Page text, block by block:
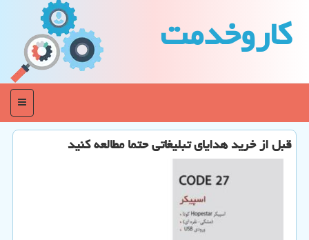
كاروخدمت
منو
قبل از خرید هدایای تبلیغاتی حتما مطالعه كنید